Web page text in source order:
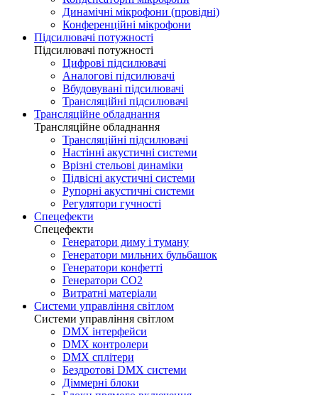
Динамічні мікрофони (провідні)
Конференційні мікрофони
Підсилювачі потужності
Підсилювачі потужності
Цифрові підсилювачі
Аналогові підсилювачі
Вбудовувані підсилювачі
Трансляційні підсилювачі
Трансляційне обладнання
Трансляційне обладнання
Трансляційні підсилювачі
Настінні акустичні системи
Врізні стельові динаміки
Підвісні акустичні системи
Рупорні акустичні системи
Регулятори гучності
Спецефекти
Спецефекти
Генератори диму і туману
Генератори мильних бульбашок
Генератори конфетті
Генератори CO2
Витратні матеріали
Системи управління світлом
Системи управління світлом
DMX інтерфейси
DMX контролери
DMX сплітери
Бездротові DMX системи
Діммерні блоки